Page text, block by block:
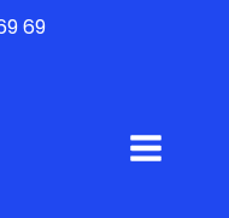
69